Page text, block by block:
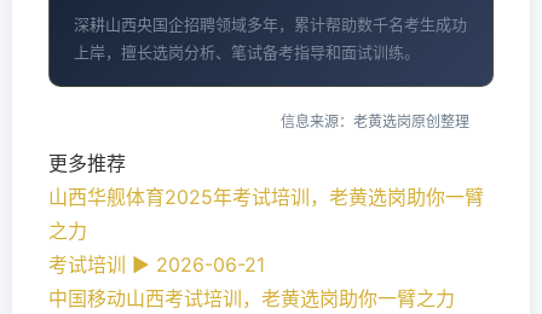
深耕山西央国企招聘领域多年，累计帮助数千名考生成功
上岸，擅长选岗分析、笔试备考指导和面试训练。
信息来源：老黄选岗原创整理
更多推荐
山西华舰体育2025年考试培训，老黄选岗助你一臂
之力
考试培训 ► 2026-06-21
中国移动山西考试培训，老黄选岗助你一臂之力